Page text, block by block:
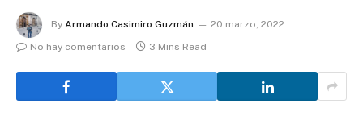
By Armando Casimiro Guzmán
20 marzo, 2022
No hay comentarios
3 Mins Read